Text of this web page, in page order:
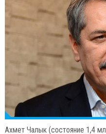
Ахмет Чалык (состояние 1,4